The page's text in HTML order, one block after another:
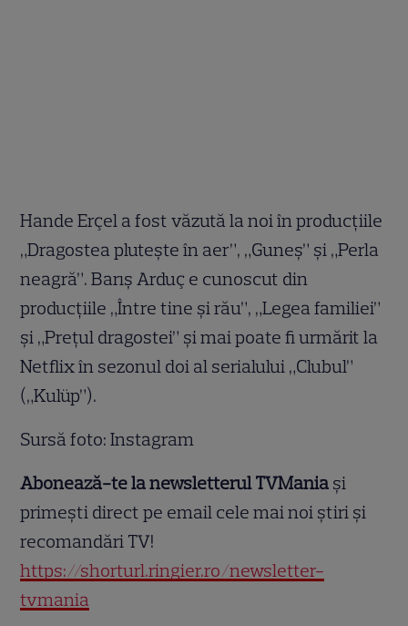
Hande Erçel a fost văzută la noi în producțiile
„Dragostea plutește în aer”, „Guneș” și „Perla
neagră”. Barış Arduç e cunoscut din
producțiile „Între tine și rău”, „Legea familiei”
și „Prețul dragostei” și mai poate fi urmărit la
Netflix în sezonul doi al serialului „Clubul”
(„Kulüp”).
Sursă foto: Instagram
Abonează-te la newsletterul TVMania și
primești direct pe email cele mai noi știri și
recomandări TV!
https://shorturl.ringier.ro/newsletter-
tvmania